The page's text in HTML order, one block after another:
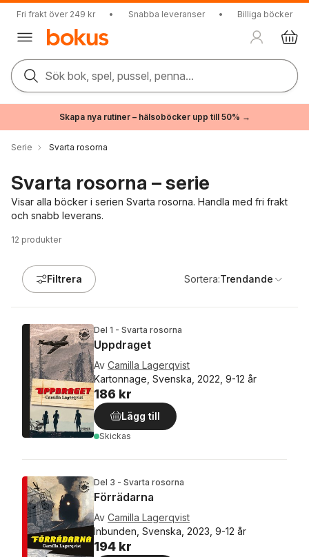
Fri frakt över 249 kr • Snabba leveranser • Billiga böcker
Sök bok, spel, pussel, penna...
Skapa nya rutiner – hälsoböcker upp till 50% →
Serie Svarta rosorna
Svarta rosorna – serie
Visar alla böcker i serien Svarta rosorna. Handla med fri frakt
och snabb leverans.
12 produkter
Filtrera Sortera:Trendande
Del 1 - Svarta rosorna
Uppdraget
Av Camilla Lagerqvist
Kartonnage, Svenska, 2022, 9-12 år
186 kr
Lägg till
Skickas
Del 3 - Svarta rosorna
Förrädarna
Av Camilla Lagerqvist
Inbunden, Svenska, 2023, 9-12 år
194 kr